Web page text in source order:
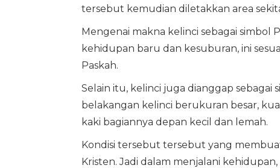
tersebut kemudian diletakkan area
Mengenai makna kelinci sebagai simbol
kehidupan baru dan kesuburan, ini
Paskah.
Selain itu, kelinci juga dianggap sebagai
belakangan kelinci berukuran besar,
kaki bagiannya depan kecil dan lemah.
Kondisi tersebut tersebut yang
Kristen. Jadi dalam menjalani